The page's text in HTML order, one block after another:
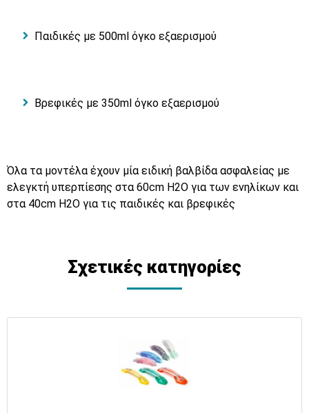
Παιδικές με 500ml όγκο εξαερισμού
Βρεφικές με 350ml όγκο εξαερισμού
Όλα τα μοντέλα έχουν μία ειδική βαλβίδα ασφαλείας με
ελεγκτή υπερπίεσης στα 60cm H2O για των ενηλίκων και
στα 40cm H2O για τις παιδικές και βρεφικές
Σχετικές κατηγορίες